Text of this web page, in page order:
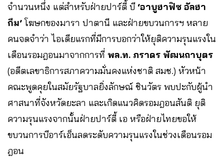
จำนวนหนึ่ง แต่สำหรับฝ่ายปาร์ตี้ บี ‘อาบูฮาฟิซ อัลฮา
กึม’โฆษกของมารา ปาตานี และฝ่ายขบวนการฯ หลาย
คนจดจำว่า ไอเดียแรกที่มีการบอกว่าให้ยุติความรุนแรงใน
เดือนรอมฎอนมาจากการที่ พล.ท. ภราดร พัฒนถาบุตร
(อดีตเลขาธิการสภาความมั่นคงแห่งชาติ สมช.) หัวหน้า
คณะพูดคุยในสมัยรัฐบาลยิ่งลักษณ์ ชินวัตร พบปะกับผู้นำ
ศาสนาที่จังหวัดยะลา และเกิดแนวคิดรอมฎอนสันติ ยุติ
ความรุนแรงจากนั้นฝ่ายปาร์ตี้ เอ หรือฝ่ายไทยขอให้
ขบวนการบีอาร์เอ็นลดระดับความรุนแรงในช่วงเดือนรอม
ฎอน